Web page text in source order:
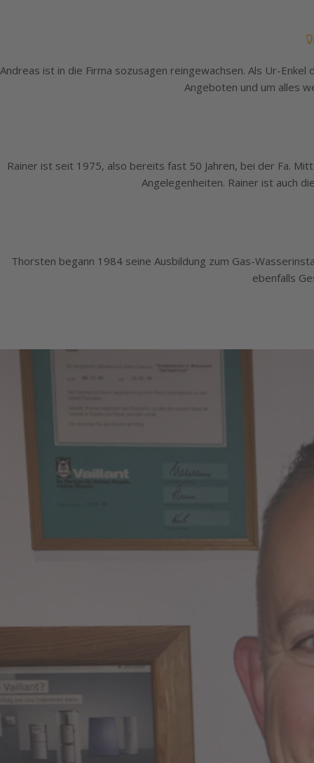
Andreas ist in die Firma sozusagen reingewachsen. Als Ur-
Angeboten und um alles
Rainer ist seit 1975, also bereits fast 50 Jahren, bei der Fa.
Angelegenheiten. Rainer ist auch
Thorsten begann 1984 seine Ausbildung zum Gas-
ebenfalls